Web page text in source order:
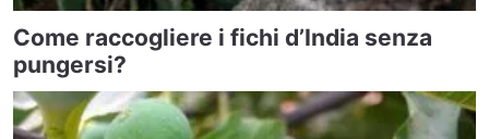
Come raccogliere i fichi d’India senza
pungersi?